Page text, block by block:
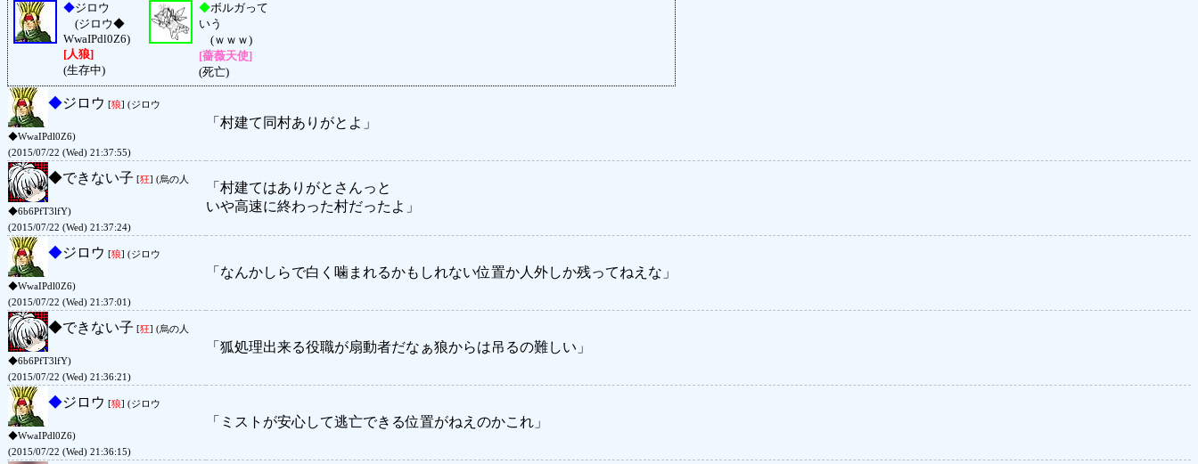
◆ジロウ
(ジロウ◆
WwaIPdl0Z6)
[人狼]
(生存中)
◆ボルガって
いう
(ｗｗｗ)
[薔薇天使]
(死亡)
◆ジロウ [狼] (ジロウ
◆WwaIPdl0Z6)
(2015/07/22 (Wed) 21:37:55)
「村建て同村ありがとよ」
◆できない子 [狂] (烏の人
◆6b6PfT3lfY)
(2015/07/22 (Wed) 21:37:24)
「村建てはありがとさんっと
いや高速に終わった村だったよ」
◆ジロウ [狼] (ジロウ
◆WwaIPdl0Z6)
(2015/07/22 (Wed) 21:37:01)
「なんかしらで白く噛まれるかもしれない位置か人外しか残ってねえな」
◆できない子 [狂] (烏の人
◆6b6PfT3lfY)
(2015/07/22 (Wed) 21:36:21)
「狐処理出来る役職が扇動者だなぁ狼からは吊るの難しい」
◆ジロウ [狼] (ジロウ
◆WwaIPdl0Z6)
(2015/07/22 (Wed) 21:36:15)
「ミストが安心して逃亡できる位置がねえのかこれ」